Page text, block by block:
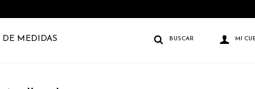
DE MEDIDAS